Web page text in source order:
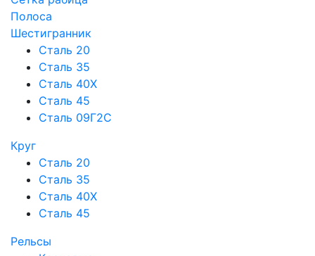
Полоса
Шестигранник
Сталь 20
Сталь 35
Сталь 40Х
Сталь 45
Сталь 09Г2С
Круг
Сталь 20
Сталь 35
Сталь 40Х
Сталь 45
Рельсы